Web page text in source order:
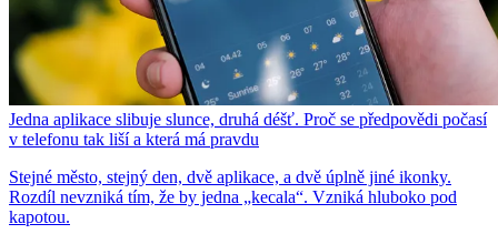
Jedna aplikace slibuje slunce, druhá déšť. Proč se předpovědi počasí
v telefonu tak liší a která má pravdu
Stejné město, stejný den, dvě aplikace, a dvě úplně jiné ikonky.
Rozdíl nevzniká tím, že by jedna „kecala“. Vzniká hluboko pod
kapotou.